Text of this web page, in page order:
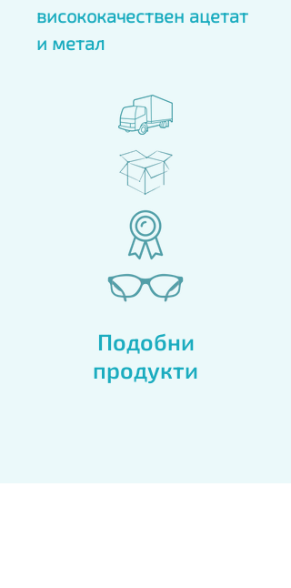
висококачествен ацетат
и метал
Подобни
продукти